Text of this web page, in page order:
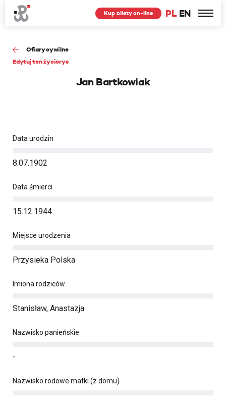
PL EN
Kup bilety on-line
Ofiary cywilne
Edytuj ten życiorys
Jan Bartkowiak
Data urodzin
8.07.1902
Data śmierci
15.12.1944
Miejsce urodzenia
Przysieka Polska
Imiona rodziców
Stanisław, Anastazja
Nazwisko panieńskie
-
Nazwisko rodowe matki (z domu)